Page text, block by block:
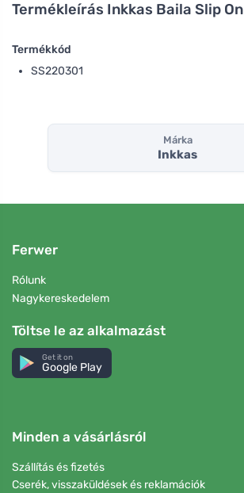
Termékleírás Inkkas Baila Slip On
Termékkód
SS220301
Márka
Inkkas
Ferwer
Rólunk
Nagykereskedelem
Töltse le az alkalmazást
Get it on
Google Play
Minden a vásárlásról
Szállítás és fizetés
Cserék, visszaküldések és reklamációk